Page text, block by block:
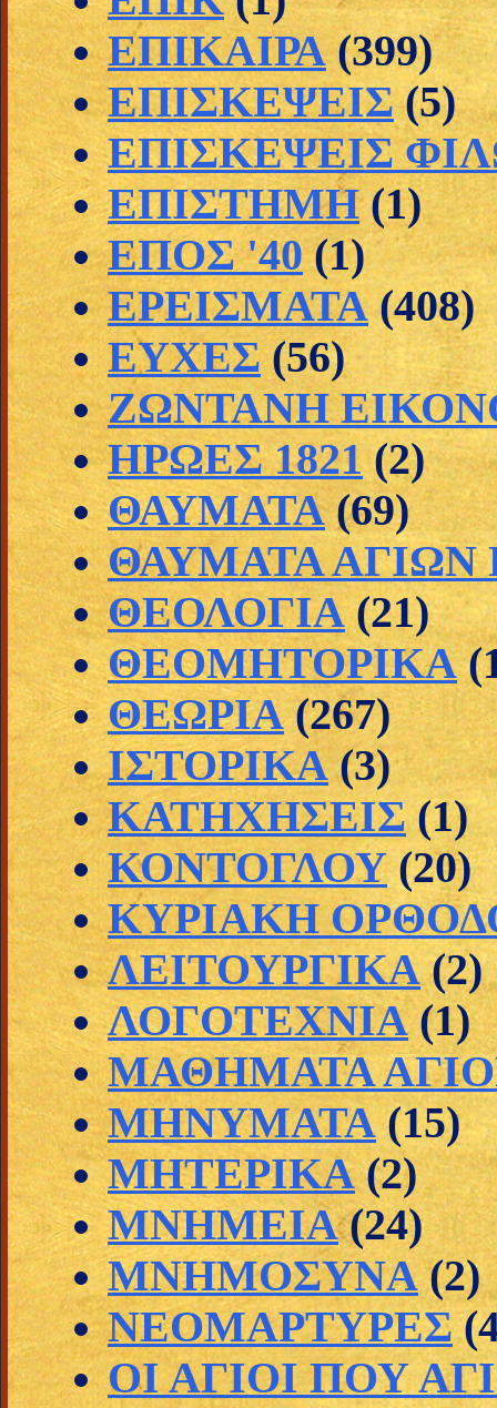
ΕΠΙΚΑΙΡΑ (399)
ΕΠΙΣΚΕΨΕΙΣ (5)
ΕΠΙΣΚΕΨΕΙΣ
ΕΠΙΣΤΗΜΗ (1)
ΕΠΟΣ '40 (1)
ΕΡΕΙΣΜΑΤΑ (408)
ΕΥΧΕΣ (56)
ΖΩΝΤΑΝΗ
ΗΡΩΕΣ 1821 (2)
ΘΑΥΜΑΤΑ (69)
ΘΑΥΜΑΤΑ
ΘΕΟΛΟΓΙΑ (21)
ΘΕΟΜΗΤΟΡΙΚΑ
ΘΕΩΡΙΑ (267)
ΙΣΤΟΡΙΚΑ (3)
ΚΑΤΗΧΗΣΕΙΣ (1)
ΚΟΝΤΟΓΛΟΥ (20)
ΚΥΡΙΑΚΗ
ΛΕΙΤΟΥΡΓΙΚΑ (2)
ΛΟΓΟΤΕΧΝΙΑ (1)
ΜΑΘΗΜΑΤΑ
ΜΗΝΥΜΑΤΑ (15)
ΜΗΤΕΡΙΚΑ (2)
ΜΝΗΜΕΙΑ (24)
ΜΝΗΜΟΣΥΝΑ (2)
ΝΕΟΜΑΡΤΥΡΕΣ
ΟΙ ΑΓΙΟΙ ΠΟΥ